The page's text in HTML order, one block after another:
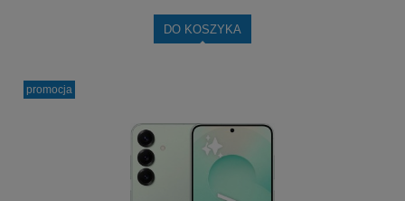
DO KOSZYKA
promocja